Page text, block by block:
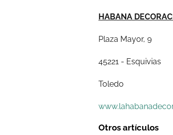
HABANA
Plaza Mayor, 9
45221 - Esquivias
Toledo
Otros artículos